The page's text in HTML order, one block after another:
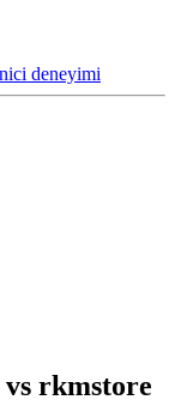
deneyimi
rkmstore